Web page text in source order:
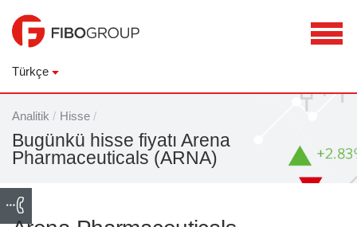
Türkçe
Analitik / Hisse /
Bugünkü hisse fiyatı Arena
Pharmaceuticals (ARNA)